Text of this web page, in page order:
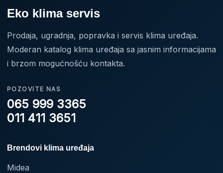
Eko klima servis
Prodaja, ugradnja, popravka i servis klima uređaja.
Moderan katalog klima uređaja sa jasnim informacijama
i brzom mogućnošću kontakta.
POZOVITE NAS
065 999 3365
011 411 3651
Brendovi klima uređaja
Midea